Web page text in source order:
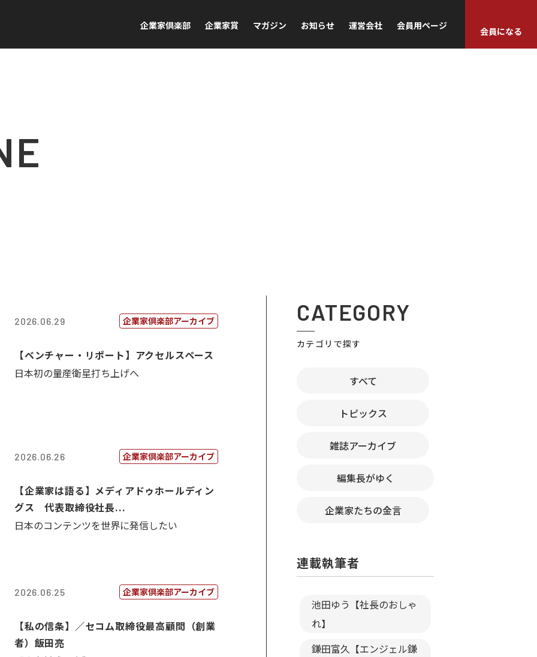
企業家倶楽部 企業家賞 マガジン お知らせ 運営会社 会員用ページ
会員になる
2026.06.29 企業家倶楽部アーカイブ
【ベンチャー・リポート】アクセルスペース
日本初の量産衛星打ち上げへ
2026.06.26 企業家倶楽部アーカイブ
【企業家は語る】メディアドゥホールディン
グス 代表取締役社長...
日本のコンテンツを世界に発信したい
2026.06.25 企業家倶楽部アーカイブ
【私の信条】／セコム取締役最高顧問（創業
者）飯田亮
CATEGORY
カテゴリで探す
すべて
トピックス
雑誌アーカイブ
編集長がゆく
企業家たちの金言
連載執筆者
池田ゆう【社長のおしゃ
れ】
鎌田富久【エンジェル鎌